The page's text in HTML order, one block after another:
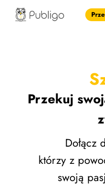
Przekuj
Dołącz
którzy z
swoją